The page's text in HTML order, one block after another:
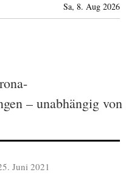
Sa, 8. Aug 2026
– unabhängig von
Juni 2021